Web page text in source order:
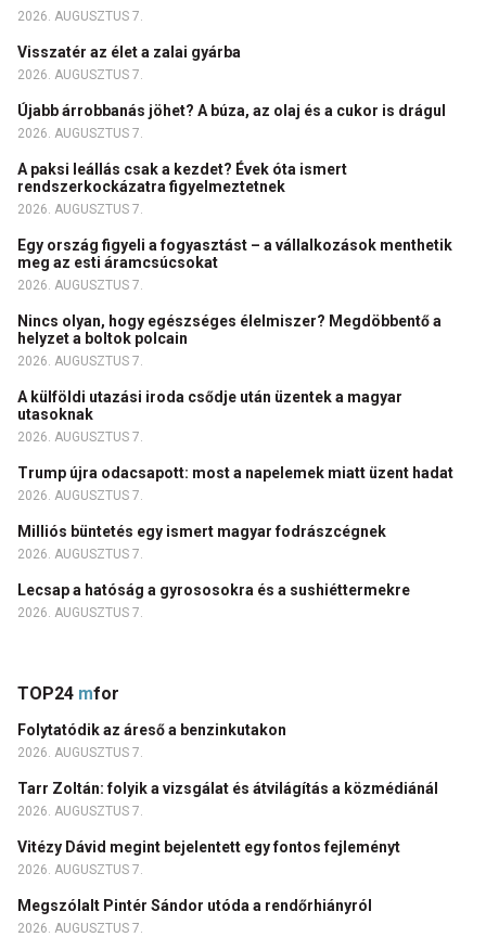
2026. AUGUSZTUS 7.
Visszatér az élet a zalai gyárba
2026. AUGUSZTUS 7.
Újabb árrobbanás jöhet? A búza, az olaj és a cukor is drágul
2026. AUGUSZTUS 7.
A paksi leállás csak a kezdet? Évek óta ismert
rendszerkockázatra figyelmeztetnek
2026. AUGUSZTUS 7.
Egy ország figyeli a fogyasztást – a vállalkozások menthetik
meg az esti áramcsúcsokat
2026. AUGUSZTUS 7.
Nincs olyan, hogy egészséges élelmiszer? Megdöbbentő a
helyzet a boltok polcain
2026. AUGUSZTUS 7.
A külföldi utazási iroda csődje után üzentek a magyar
utasoknak
2026. AUGUSZTUS 7.
Trump újra odacsapott: most a napelemek miatt üzent hadat
2026. AUGUSZTUS 7.
Milliós büntetés egy ismert magyar fodrászcégnek
2026. AUGUSZTUS 7.
Lecsap a hatóság a gyrososokra és a sushiéttermekre
2026. AUGUSZTUS 7.
TOP24 mfor
Folytatódik az áreső a benzinkutakon
2026. AUGUSZTUS 7.
Tarr Zoltán: folyik a vizsgálat és átvilágítás a közmédiánál
2026. AUGUSZTUS 7.
Vitézy Dávid megint bejelentett egy fontos fejleményt
2026. AUGUSZTUS 7.
Megszólalt Pintér Sándor utóda a rendőrhiányról
2026. AUGUSZTUS 7.